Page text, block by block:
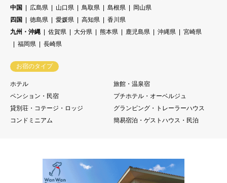
中国
広島県 山口県 鳥取県 島根県
岡山県
四国
徳島県 愛媛県 高知県
香川県
九州・沖縄
佐賀県 大分県 熊本県 鹿児島県 沖縄県
宮崎県
福岡県
長崎県
お宿のタイプ
ホテル
旅館・温泉宿
ペンション・民宿
プチホテル・オーベルジュ
貸別荘・コテージ・ロッジ
グランピング・トレーラーハウス
コンドミニアム
簡易宿泊・ゲストハウス・民泊